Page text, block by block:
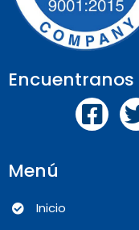
Encuentranos
Menú
Inicio